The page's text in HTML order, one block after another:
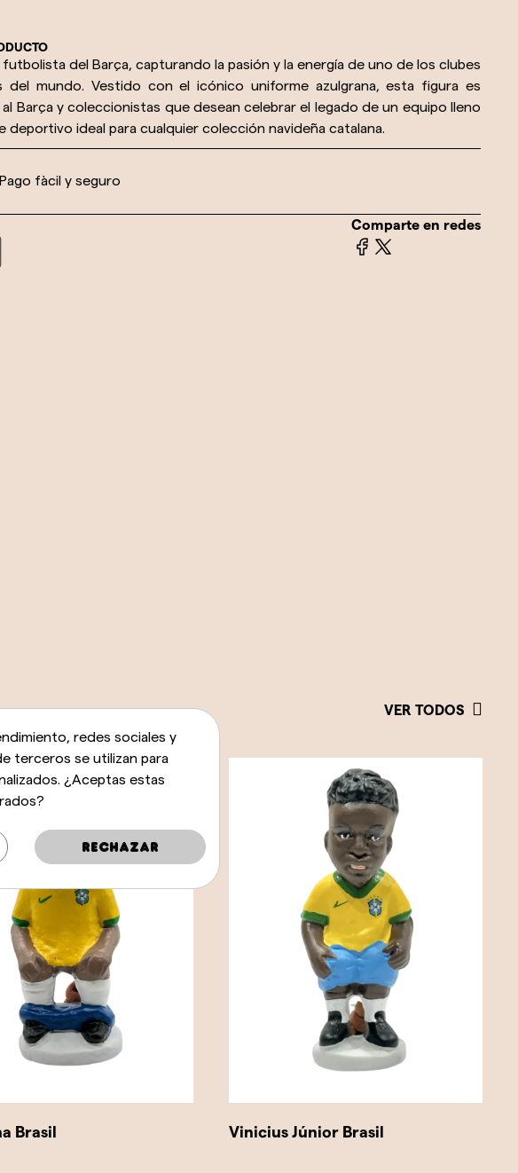
del Barça, capturando la pasión y la energía de uno de los clubes
del mundo. Vestido con el icónico uniforme azulgrana, esta figura es
Barça y coleccionistas que desean celebrar el legado de un equipo lleno
ideal para cualquier colección navideña catalana.
Pago fàcil y seguro
Comparte en redes
VER TODOS
Brasil Vinicius Júnior Brasil
redes sociales y
terceros se utilizan para
¿Aceptas estas
Rechazar